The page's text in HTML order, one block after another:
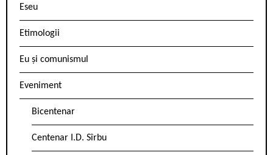
Eseu
Etimologii
Eu și comunismul
Eveniment
Bicentenar
Centenar I.D. Sîrbu